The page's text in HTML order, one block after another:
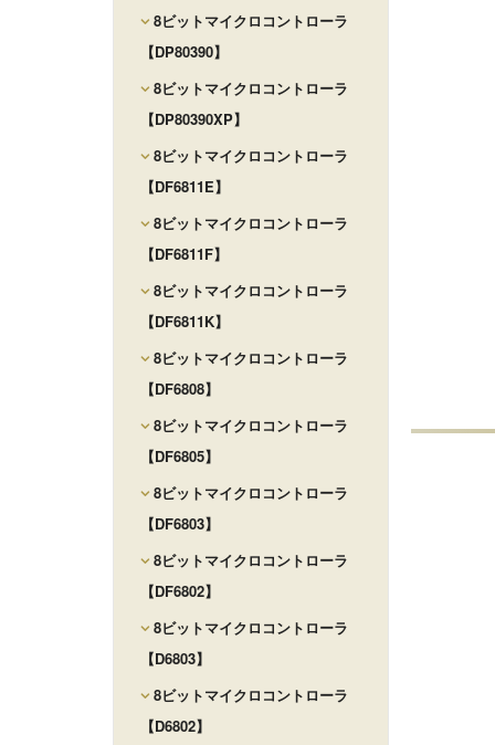
8ビットマイクロコントローラ
【DP80390】
8ビットマイクロコントローラ
【DP80390XP】
8ビットマイクロコントローラ
【DF6811E】
8ビットマイクロコントローラ
【DF6811F】
8ビットマイクロコントローラ
【DF6811K】
8ビットマイクロコントローラ
【DF6808】
8ビットマイクロコントローラ
【DF6805】
8ビットマイクロコントローラ
【DF6803】
8ビットマイクロコントローラ
【DF6802】
8ビットマイクロコントローラ
【D6803】
8ビットマイクロコントローラ
【D6802】